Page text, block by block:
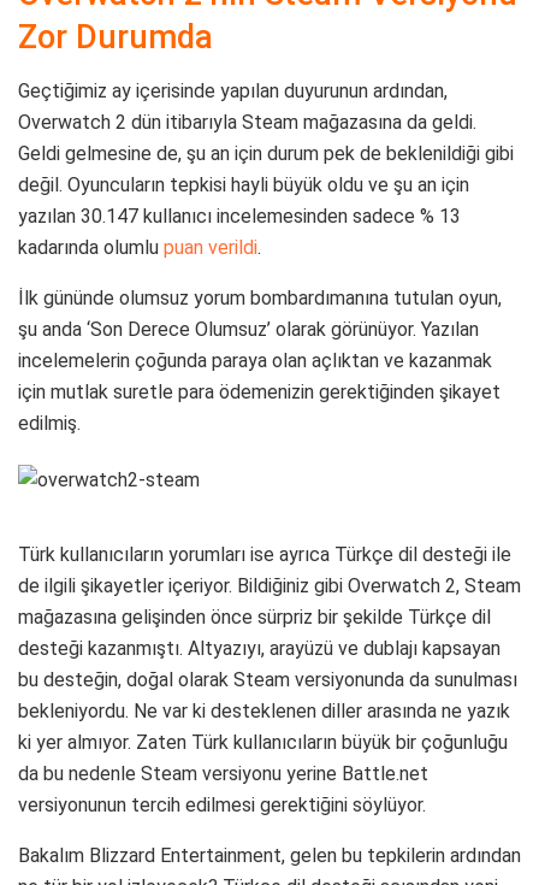
Zor Durumda
Geçtiğimiz ay içerisinde yapılan duyurunun ardından,
Overwatch 2 dün itibarıyla Steam mağazasına da geldi.
Geldi gelmesine de, şu an için durum pek de beklenildiği gibi
değil. Oyuncuların tepkisi hayli büyük oldu ve şu an için
yazılan 30.147 kullanıcı incelemesinden sadece % 13
kadarında olumlu puan verildi.
İlk gününde olumsuz yorum bombardımanına tutulan oyun,
şu anda ‘Son Derece Olumsuz’ olarak görünüyor. Yazılan
incelemelerin çoğunda paraya olan açlıktan ve kazanmak
için mutlak suretle para ödemenizin gerektiğinden şikayet
edilmiş.
Türk kullanıcıların yorumları ise ayrıca Türkçe dil desteği ile
de ilgili şikayetler içeriyor. Bildiğiniz gibi Overwatch 2, Steam
mağazasına gelişinden önce sürpriz bir şekilde Türkçe dil
desteği kazanmıştı. Altyazıyı, arayüzü ve dublajı kapsayan
bu desteğin, doğal olarak Steam versiyonunda da sunulması
bekleniyordu. Ne var ki desteklenen diller arasında ne yazık
ki yer almıyor. Zaten Türk kullanıcıların büyük bir çoğunluğu
da bu nedenle Steam versiyonu yerine Battle.net
versiyonunun tercih edilmesi gerektiğini söylüyor.
Bakalım Blizzard Entertainment, gelen bu tepkilerin ardından